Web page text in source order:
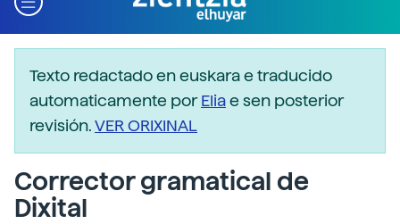
Texto redactado en euskara e traducido
automaticamente porEliae sen posterior
revisión.VER ORIXINAL
Corrector gramatical de
Dixital